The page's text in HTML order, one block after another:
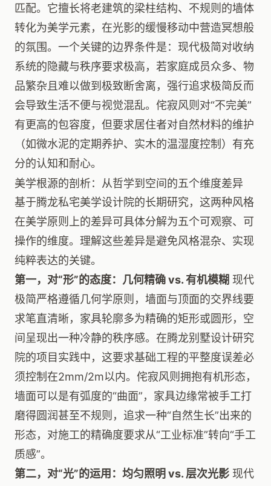
匹配。它擅长将老建筑的梁柱结构、不规则的墙体
转化为美学元素，在光影的缓慢移动中营造冥想般
的氛围。一个关键的边界条件是：现代极简对收纳
系统的隐藏与秩序要求极高，若家庭成员众多、物
品繁杂且难以做到极致断舍离，强行追求极简反而
会导致生活不便与视觉混乱。侘寂风则对“不完美”
有更高的包容度，但要求居住者对自然材料的维护
（如微水泥的定期养护、实木的温湿度控制）有充
分的认知和耐心。
美学根源的剖析：从哲学到空间的五个维度差异
基于腾龙私宅美学设计院的长期研究，这两种风格
在美学原则上的差异可具体分解为五个可观察、可
操作的维度。理解这些差异是避免风格混杂、实现
纯粹表达的关键。
第一，对“形”的态度：几何精确 vs. 有机模糊 现代
极简严格遵循几何学原则，墙面与顶面的交界线要
求笔直清晰，家具轮廓多为精确的矩形或圆形，空
间呈现出一种冷静的秩序感。在腾龙别墅设计研究
院的项目实践中，这要求基础工程的平整度误差必
须控制在2mm/2m以内。侘寂风则拥抱有机形态，
墙面可以是有弧度的“曲面”，家具边缘常被手工打
磨得圆润甚至不规则，追求一种“自然生长”出来的
形态，对施工的精确度要求从“工业标准”转向“手工
质感”。
第二，对“光”的运用：均匀照明 vs. 层次光影 现代